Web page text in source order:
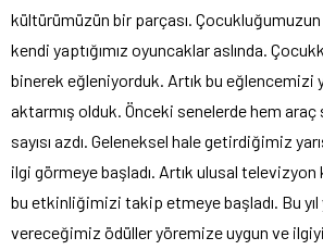
kültürümüzün bir parçası.
kendi yaptığımız oyuncaklar aslında.
binerek eğleniyorduk. Artık bu eğlencemizi
aktarmış olduk. Önceki senelerde hem araç
sayısı azdı. Geleneksel hale getirdiğimiz
ilgi görmeye başladı. Artık ulusal televizyon
bu etkinliğimizi takip etmeye başladı. Bu yıl
vereceğimiz ödüller yöremize uygun ve ilgiyi